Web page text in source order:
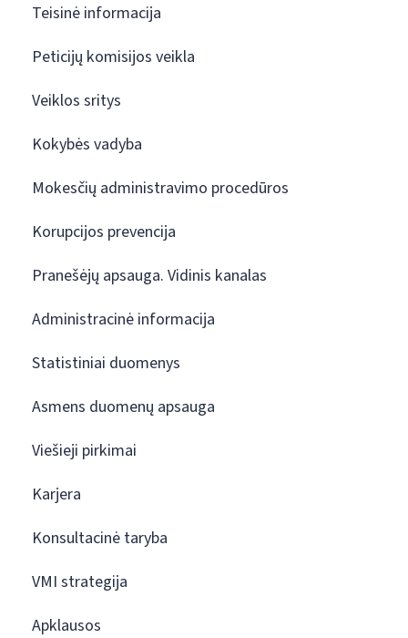
Teisinė informacija
Peticijų komisijos veikla
Veiklos sritys
Kokybės vadyba
Mokesčių administravimo procedūros
Korupcijos prevencija
Pranešėjų apsauga. Vidinis kanalas
Administracinė informacija
Statistiniai duomenys
Asmens duomenų apsauga
Viešieji pirkimai
Karjera
Konsultacinė taryba
VMI strategija
Apklausos